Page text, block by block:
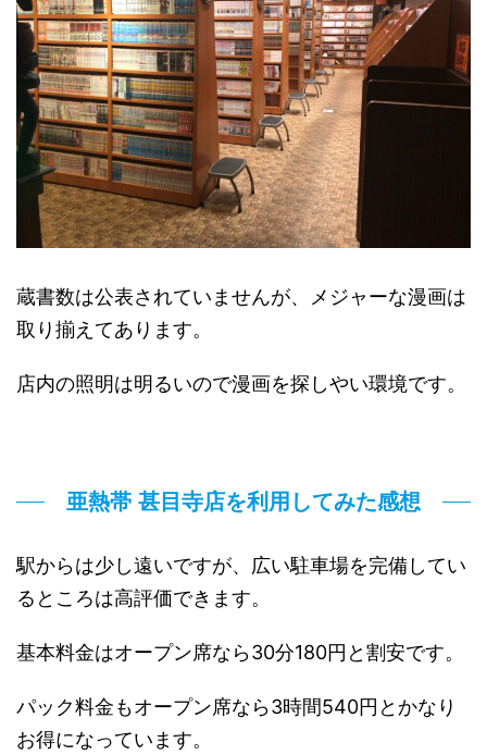
蔵書数は公表されていませんが、メジャーな漫画は
取り揃えてあります。
店内の照明は明るいので漫画を探しやい環境です。
亜熱帯 甚目寺店を利用してみた感想
駅からは少し遠いですが、広い駐車場を完備してい
るところは高評価できます。
基本料金はオープン席なら30分180円と割安です。
パック料金もオープン席なら3時間540円とかなり
お得になっています。